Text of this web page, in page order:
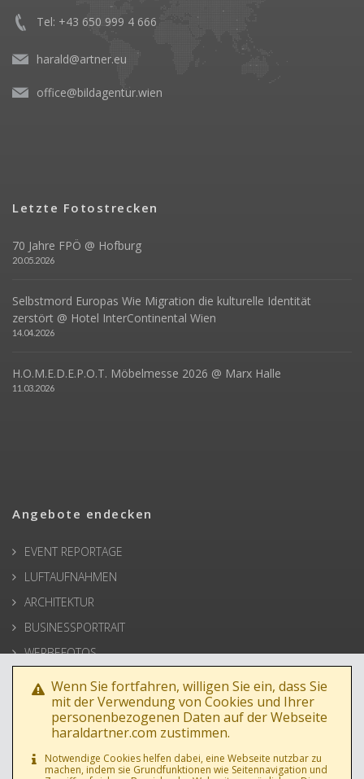
Tel: +43 650 999 4 666
harald@artner.eu
office@bildagentur.wien
Letzte Fotostrecken
70 Jahre FPÖ @ Hofburg
20.05.2026
Selbstmord Europas Wie Migration die kulturelle Identität
zerstört @ Hotel InterContinental Wien
14.04.2026
H.O.M.E.D.E.P.O.T. Möbelmesse 2026 @ Marx Halle
11.03.2026
Angebote endecken
EVENT REPORTAGE
LUFTAUFNAHMEN
ARCHITEKTUR
BUSINESSPORTRAIT
WERBEFOTOS
HOCHZEIT
PRESSE
Wenn Sie fortfahren, willigen Sie ein, dass Sie
mit der Verwendung von Cookies und Ihrer
personenbezogenen Daten auf der Webseite
haraldartner.com zustimmen.
Notwendige Cookies helfen dabei, eine Webseite nutzbar zu
machen, indem sie Grundfunktionen wie Seitennavigation und